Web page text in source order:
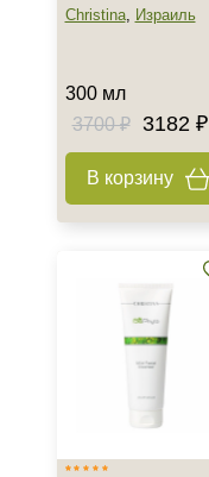
Christina, Израиль
300 мл
3700 ₽
3182 ₽
В корзину